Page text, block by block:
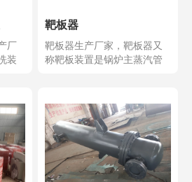
厂
装
靶板器
靶板器生产厂家，靶板器又
称靶板装置是锅炉主蒸汽管